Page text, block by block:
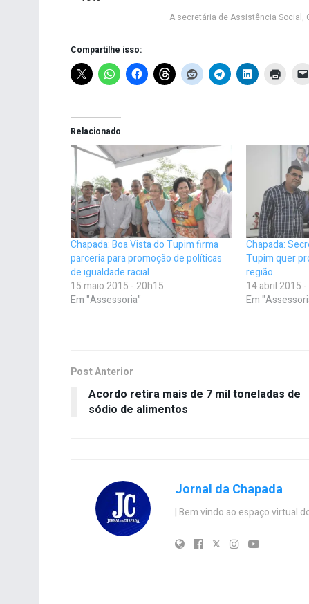
A secretária de Assistência Social,
Compartilhe isso:
Relacionado
Chapada: Boa Vista do Tupim firma
parceria para promoção de políticas
de igualdade racial
15 maio 2015 - 20h15
Em "Assessoria"
Chapada:
Tupim quer
região
14 abril 2015
Em
Post Anterior
Acordo retira mais de 7 mil toneladas de
sódio de alimentos
Jornal da Chapada
| Bem vindo ao espaço virtual